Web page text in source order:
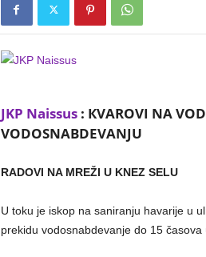
JKP Naissus: КVAROVI NA
VODOSNABDEVANJU
RADOVI NA MREŽI U KNEZ SELU
U toku je iskop na saniranju havarije u
prekidu vodosnabdevanje do 15 časova